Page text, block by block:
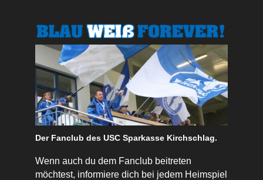
Der Fanclub des USC Sparkasse Kirchschlag.
Wenn auch du dem Fanclub beitreten
möchtest, informiere dich bei jedem Heimspiel